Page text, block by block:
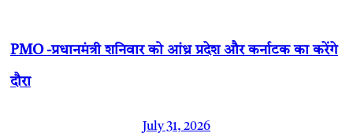
PMO -प्रधानमंत्री शनिवार को आंध्र प्रदेश और कर्नाटक का करेंगे
दौरा
July 31, 2026